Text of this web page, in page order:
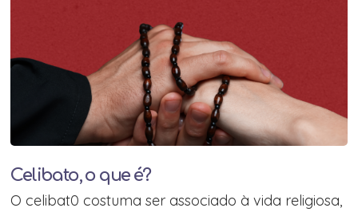
Celibato, o que é?
O celibat0 costuma ser associado à vida religiosa,